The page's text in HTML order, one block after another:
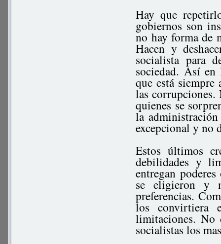
Hay que
gobiernos son
no hay forma de
Hacen y
socialista para
sociedad. Así
que está
las corrupciones.
quienes se
la
excepcional y no
Estos últimos
debilidades y
entregan
se eligieron y
preferencias.
los convirtiera
limitaciones. No
socialistas los